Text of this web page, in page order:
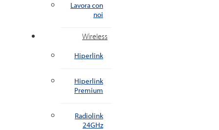
Lavora con
noi
Wireless
Hiperlink
Hiperlink
Premium
Radiolink
24GHz